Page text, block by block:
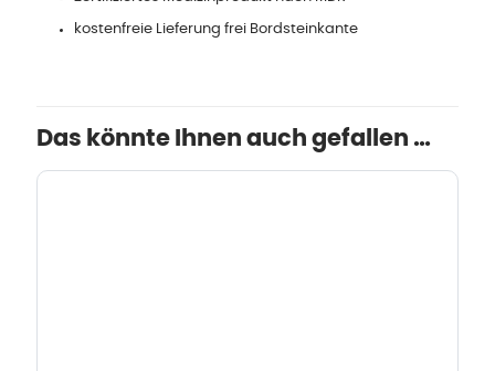
kostenfreie Lieferung frei Bordsteinkante
Das könnte Ihnen auch gefallen …